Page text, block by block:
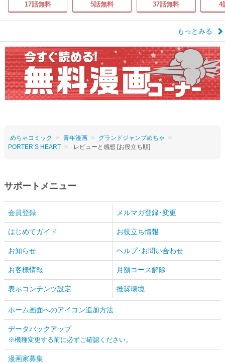
17話無料 5話無料 37話無料 4
もっとみる
めちゃコミック 青年漫画
グランドジャンプめちゃ
PORTER’S HEART
レビューと感想 [お役立ち順]
サポートメニュー
会員登録 メルマガ登録･変更
はじめてガイド お役立ち情報
お知らせ ヘルプ･お問い合わせ
お客様情報 月額コース解除
表示コンテンツ設定 推奨環境
ホーム画面へのアイコン追加方法
データバックアップ
※機種変更する前に必ずご確認ください。
漫画家募集